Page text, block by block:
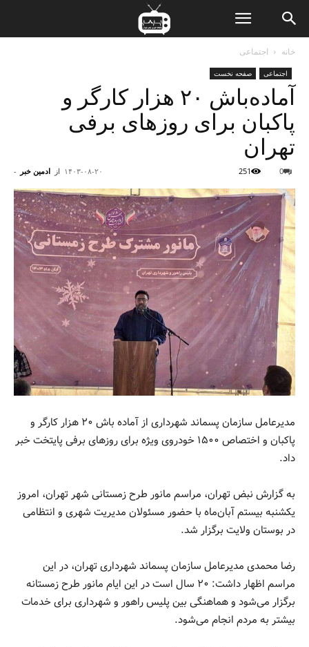
خانه اجتماعی
اجتماعی صفحه نخست
آماده‌باش ۲۰ هزار کارگر و
پاکبان برای روزهای برفی
تهران
از ادمین خبر - ۱۴۰۳-۰۸-۲۰ 0
251
مدیرعامل سازمان پسماند شهرداری از آماده باش ۲۰ هزار کارگر و
پاکبان و اختصاص ۱۵۰۰ خودروی ویژه برای روزهای برفی پایتخت خبر
داد.
به گزارش نبض تهران، مراسم مانور طرح زمستانی شهر تهران، امروز
یکشنبه بیستم آبان‌ماه با حضور مسئولان مدیریت شهری و انتظامی
در بوستان ولایت برگزار شد.
رضا محمدی مدیرعامل سازمان پسماند شهرداری تهران، در این
مراسم اظهار داشت: ۲۰ سال است در این ایام مانور طرح زمستانه
برگزار می‌شود و هماهنگی بین پلیس راهور و شهرداری برای خدمات
بیشتر به مردم انجام می‌شود.